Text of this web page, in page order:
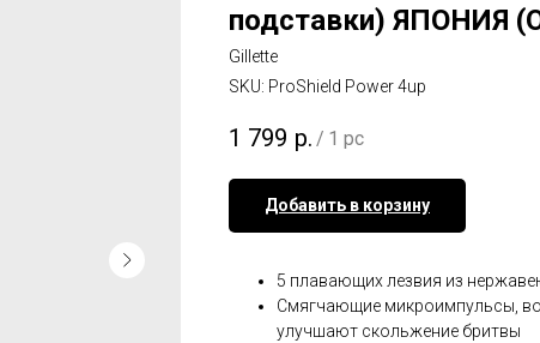
подставки) ЯПОНИЯ
Gillette
SKU: ProShield Power 4up
1 799 р. / 1 pc
Добавить в корзину
5 плавающих лезвия из
Смягчающие микроимпульсы,
улучшают скольжение бритвы